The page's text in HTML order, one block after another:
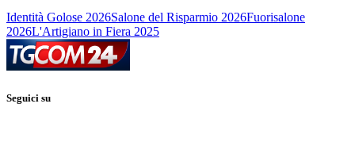
Identità Golose 2026Salone del Risparmio 2026Fuorisalone
2026L'Artigiano in Fiera 2025
Seguici su